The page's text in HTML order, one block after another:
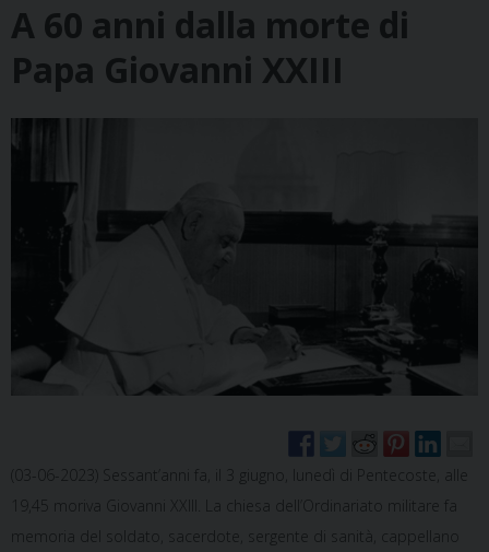
A 60 anni dalla morte di
Papa Giovanni XXIII
(03-06-2023) Sessant’anni fa, il 3 giugno, lunedì di Pentecoste, alle
19,45 moriva Giovanni XXIII. La chiesa dell’Ordinariato militare fa
memoria del soldato, sacerdote, sergente di sanità, cappellano